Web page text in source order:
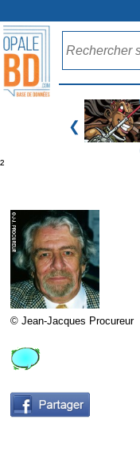
❮
²
© Jean-Jacques Procureur